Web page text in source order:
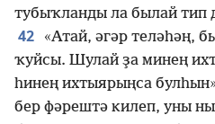
тубыҡланды ла былай тип
42
«Атай, әгәр теләһәң,
ҡуйсы. Шулай ҙа минең
һинең ихтыярыңса
бер фәрештә килеп, уны